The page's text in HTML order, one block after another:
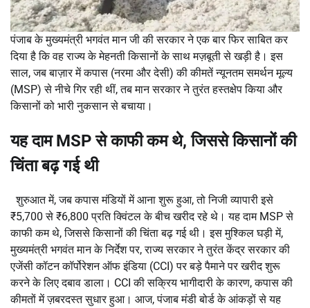
पंजाब के मुख्यमंत्री भगवंत मान जी की सरकार ने एक बार फिर साबित कर
दिया है कि वह राज्य के मेहनती किसानों के साथ मज़बूती से खड़ी है। इस
साल, जब बाज़ार में कपास (नरमा और देसी) की कीमतें न्यूनतम समर्थन मूल्य
(MSP) से नीचे गिर रही थीं, तब मान सरकार ने तुरंत हस्तक्षेप किया और
किसानों को भारी नुकसान से बचाया।
यह दाम MSP से काफी कम थे, जिससे किसानों की
चिंता बढ़ गई थी
शुरुआत में, जब कपास मंडियों में आना शुरू हुआ, तो निजी व्यापारी इसे
₹5,700 से ₹6,800 प्रति क्विंटल के बीच खरीद रहे थे। यह दाम MSP से
काफी कम थे, जिससे किसानों की चिंता बढ़ गई थी। इस मुश्किल घड़ी में,
मुख्यमंत्री भगवंत मान के निर्देश पर, राज्य सरकार ने तुरंत केंद्र सरकार की
एजेंसी कॉटन कॉर्पोरेशन ऑफ इंडिया (CCI) पर बड़े पैमाने पर खरीद शुरू
करने के लिए दबाव डाला। CCI की सक्रिय भागीदारी के कारण, कपास की
कीमतों में ज़बरदस्त सुधार हुआ। आज, पंजाब मंडी बोर्ड के आंकड़ों से यह